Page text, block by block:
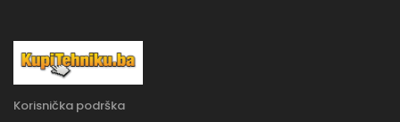
Korisnička podrška